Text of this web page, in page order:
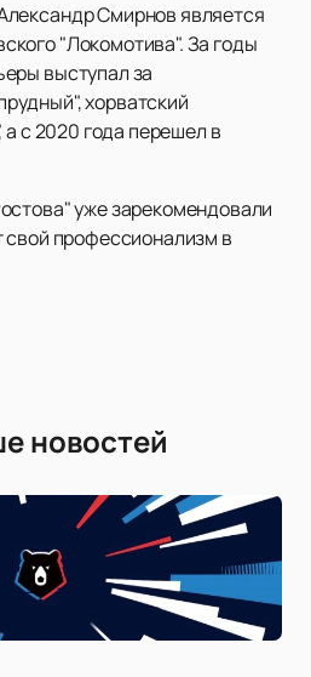
Смирнов является
"Локомотива". За годы
выступал за
хорватский
с 2020 года перешел в
уже зарекомендовали
свой профессионализм в
новостей